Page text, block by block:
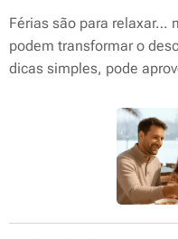
Férias são para relaxar…
podem transformar o
dicas simples, pode